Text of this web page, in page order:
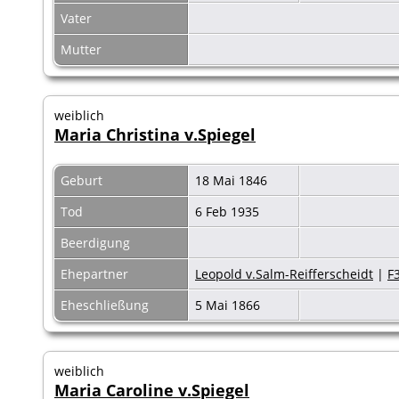
Vater
Mutter
weiblich
Maria Christina v.Spiegel
Geburt
18 Mai 1846
Tod
6 Feb 1935
Beerdigung
Ehepartner
Leopold v.Salm-Reifferscheidt |
Eheschließung
5 Mai 1866
weiblich
Maria Caroline v.Spiegel